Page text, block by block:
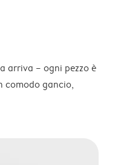
arriva – ogni pezzo è
comodo gancio,